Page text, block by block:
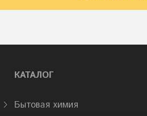
КАТАЛОГ
Бытовая химия